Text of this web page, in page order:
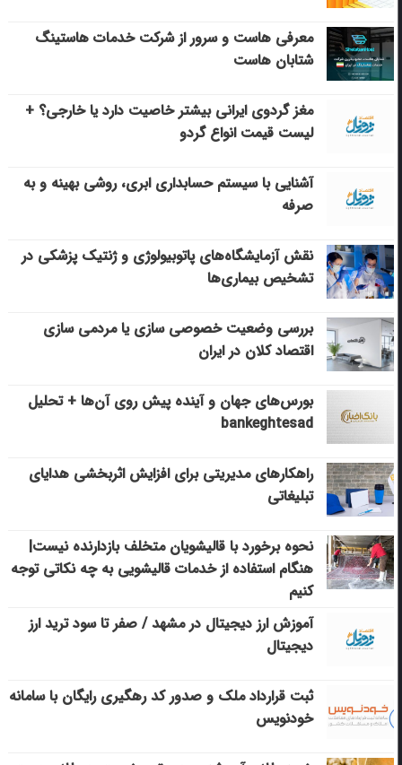
معرفی هاست و سرور از شرکت خدمات هاستینگ
شتابان هاست
مغز گردوی ایرانی بیشتر خاصیت دارد یا خارجی؟ +
لیست قیمت انواع گردو
آشنایی با سیستم حسابداری ابری، روشی بهینه و به
صرفه
نقش آزمایشگاه‌های پاتوبیولوژی و ژنتیک پزشکی در
تشخیص بیماری‌ها
بررسی وضعیت خصوصی سازی یا مردمی سازی
اقتصاد کلان در ایران
بورس‌های جهان و آینده پیش روی آن‌ها + تحلیل
bankeghtesad
راهکارهای مدیریتی برای افزایش اثربخشی هدایای
تبلیغاتی
نحوه برخورد با قالیشویان متخلف بازدارنده نیست|
هنگام استفاده از خدمات قالیشویی به چه نکاتی توجه
کنیم
آموزش ارز دیجیتال در مشهد / صفر تا سود ترید ارز
دیجیتال
ثبت قرارداد ملک و صدور کد رهگیری رایگان با سامانه
خودنویس